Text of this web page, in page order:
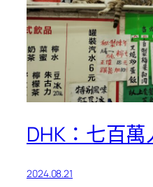
DHK：七百
2024.08.21